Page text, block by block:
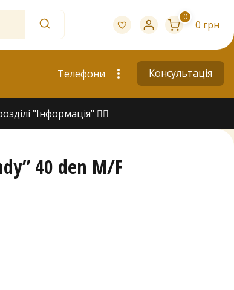
0
0 грн
Телефони Консультація
"Інформація" 👇🏻
40 den M/F